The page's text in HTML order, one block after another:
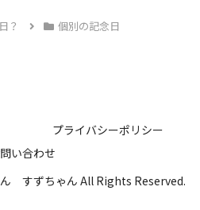
？ 個別の記念日
プライバシーポリシー
い合わせ
すずちゃん All Rights Reserved.